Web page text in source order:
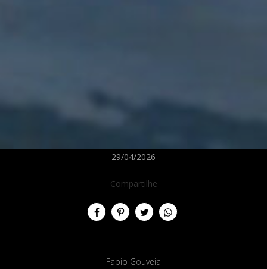
29/04/2026
Compartilhe
Fabio Gouveia